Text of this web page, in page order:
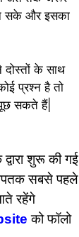
सके और इसका
के साथ
प्रश्न है तो
सकते हैं|
शुरू की गई
आपतक सबसे पहले
रहेंगे
को फॉलो